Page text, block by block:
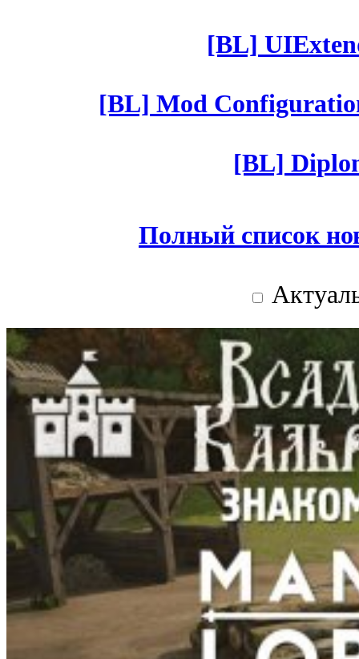
[BL]
[BL] Mod
[BL]
Полный список